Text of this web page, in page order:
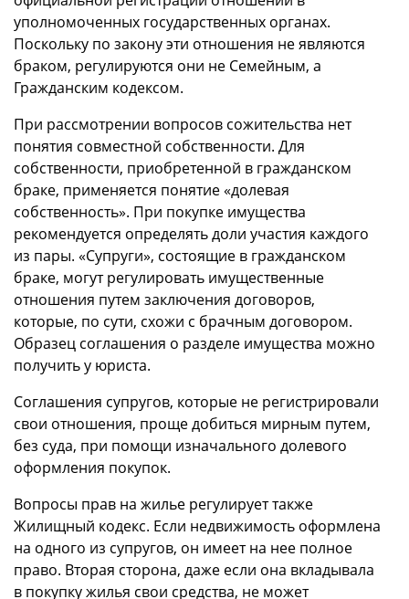
уполномоченных государственных органах.
Поскольку по закону эти отношения не являются
браком, регулируются они не Семейным, а
Гражданским кодексом.
При рассмотрении вопросов сожительства нет
понятия совместной собственности. Для
собственности, приобретенной в гражданском
браке, применяется понятие «долевая
собственность». При покупке имущества
рекомендуется определять доли участия каждого
из пары. «Супруги», состоящие в гражданском
браке, могут регулировать имущественные
отношения путем заключения договоров,
которые, по сути, схожи с брачным договором.
Образец соглашения о разделе имущества можно
получить у юриста.
Соглашения супругов, которые не регистрировали
свои отношения, проще добиться мирным путем,
без суда, при помощи изначального долевого
оформления покупок.
Вопросы прав на жилье регулирует также
Жилищный кодекс. Если недвижимость оформлена
на одного из супругов, он имеет на нее полное
право. Вторая сторона, даже если она вкладывала
в покупку жилья свои средства, не может